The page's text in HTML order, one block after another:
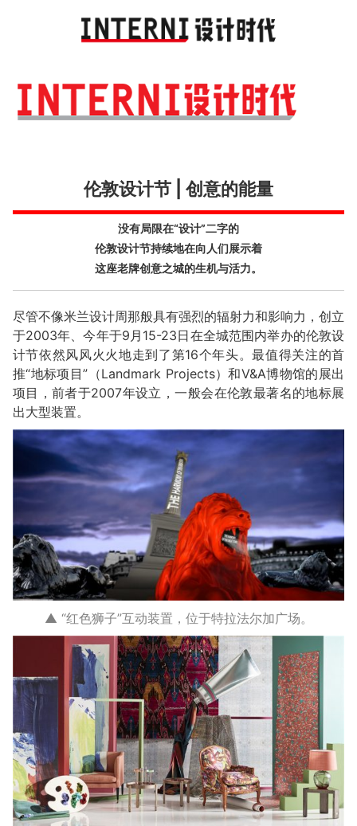
伦敦设计节 | 创意的能量
没有局限在“设计”二字的
伦敦设计节持续地在向人们展示着
这座老牌创意之城的生机与活力。
尽管不像米兰设计周那般具有强烈的辐射力和影响力，创立
于2003年、今年于9月15-23日在全城范围内举办的伦敦设
计节依然风风火火地走到了第16个年头。最值得关注的首
推“地标项目”（Landmark Projects）和V&A博物馆的展出
项目，前者于2007年设立，一般会在伦敦最著名的地标展
出大型装置。
▲ “红色狮子”互动装置，位于特拉法尔加广场。